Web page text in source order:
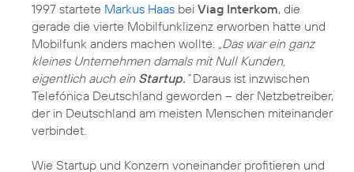
1997 startete Markus Haas bei Viag Interkom, die
gerade die vierte Mobilfunklizenz erworben hatte und
Mobilfunk anders machen wollte: „Das war ein ganz
kleines Unternehmen damals mit Null Kunden,
eigentlich auch ein Startup. “Daraus ist inzwischen
Telefónica Deutschland geworden – der Netzbetreiber,
der in Deutschland am meisten Menschen miteinander
verbindet.
Wie Startup und Konzern voneinander profitieren und